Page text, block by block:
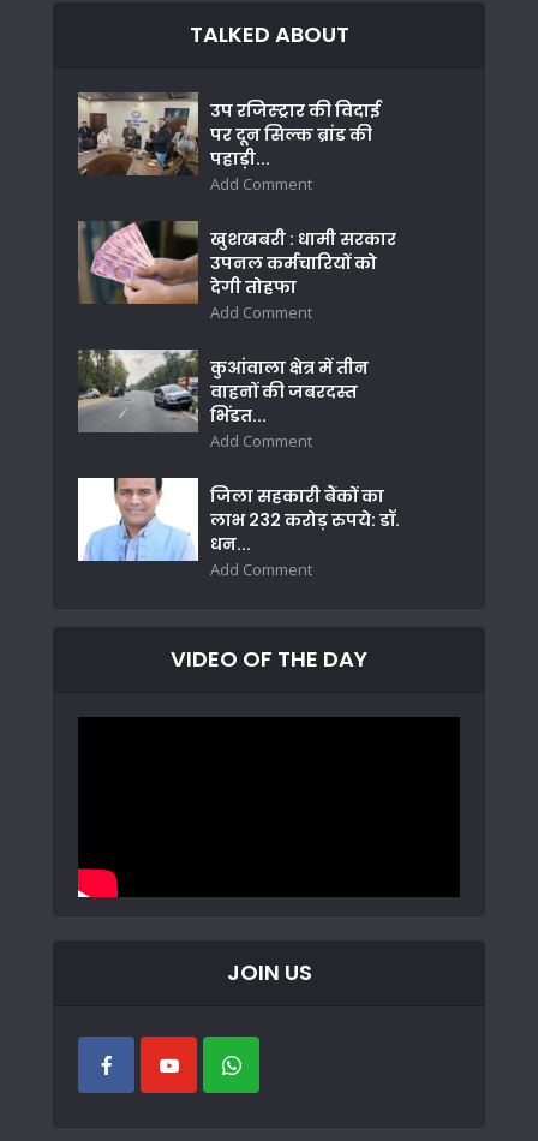
TALKED ABOUT
उप रजिस्ट्रार की विदाई
पर दून सिल्क ब्रांड की
पहाड़ी...
Add Comment
खुशखबरी : धामी सरकार
उपनल कर्मचारियों को
देगी तोहफा
Add Comment
कुआंवाला क्षेत्र में तीन
वाहनों की जबरदस्त
भिंडत...
Add Comment
जिला सहकारी बैंकों का
लाभ 232 करोड़ रुपये: डॉ.
धन...
Add Comment
VIDEO OF THE DAY
JOIN US